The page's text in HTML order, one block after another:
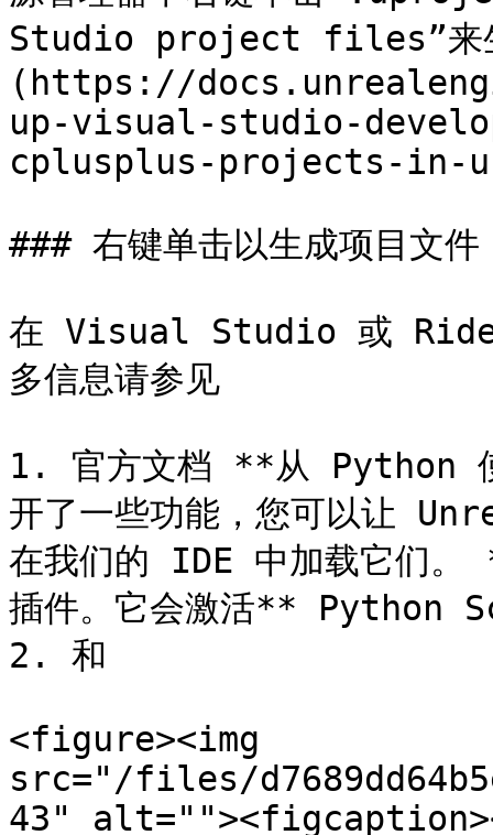
Studio project files”来
(https://
up-visual-studio-
cplusplus-projects-in-
### 右键单击以生成项目文件
在 Visual Studio 或 Rider
多信息请参见
1. 官方文档 **从 Python
开了一些功能，您可以让
在我们的 IDE 中加载它们
插件。它会激活**
2. 和
<figure><img
src="/files/
43"